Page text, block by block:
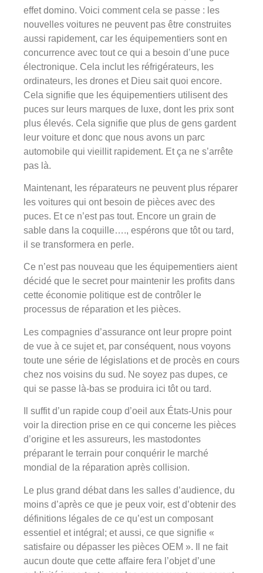
effet domino. Voici comment cela se passe : les
nouvelles voitures ne peuvent pas être construites
aussi rapidement, car les équipementiers sont en
concurrence avec tout ce qui a besoin d’une puce
électronique. Cela inclut les réfrigérateurs, les
ordinateurs, les drones et Dieu sait quoi encore.
Cela signifie que les équipementiers utilisent des
puces sur leurs marques de luxe, dont les prix sont
plus élevés. Cela signifie que plus de gens gardent
leur voiture et donc que nous avons un parc
automobile qui vieillit rapidement. Et ça ne s’arrête
pas là.
Maintenant, les réparateurs ne peuvent plus réparer
les voitures qui ont besoin de pièces avec des
puces. Et ce n’est pas tout. Encore un grain de
sable dans la coquille…., espérons que tôt ou tard,
il se transformera en perle.
Ce n’est pas nouveau que les équipementiers aient
décidé que le secret pour maintenir les profits dans
cette économie politique est de contrôler le
processus de réparation et les pièces.
Les compagnies d’assurance ont leur propre point
de vue à ce sujet et, par conséquent, nous voyons
toute une série de législations et de procès en cours
chez nos voisins du sud. Ne soyez pas dupes, ce
qui se passe là-bas se produira ici tôt ou tard.
Il suffit d’un rapide coup d’oeil aux États-Unis pour
voir la direction prise en ce qui concerne les pièces
d’origine et les assureurs, les mastodontes
préparant le terrain pour conquérir le marché
mondial de la réparation après collision.
Le plus grand débat dans les salles d’audience, du
moins d’après ce que je peux voir, est d’obtenir des
définitions légales de ce qu’est un composant
essentiel et intégral; et aussi, ce que signifie «
satisfaire ou dépasser les pièces OEM ». Il ne fait
aucun doute que cette affaire fera l’objet d’une